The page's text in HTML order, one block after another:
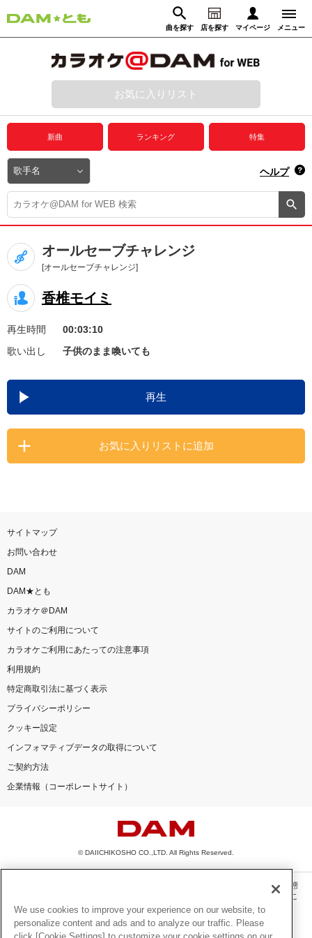
曲を探す 店を探す マイページ メニュー
動画からさがす 録音からさがす
ログイン
プレミアムサービス
DAM★とも動画
DAM★とも録音
カラオケ＠DAM
ユーザー検索
キャンペーン
お知らせ よくあるご質問
DAMの新曲・ランキングなど
カラオケ最新情報をチェック！
お気に入りリスト
新曲 ランキング 特集
ヘルプ
オールセーブチャレンジ
[オールセーブチャレンジ]
香椎モイミ
再生時間
00:03:10
歌い出し
子供のまま喚いても
再生
お気に入りリストに追加
サイトマップ
お問い合わせ
DAM
DAM★とも
カラオケ＠DAM
サイトのご利用について
カラオケご利用にあたっての注意事項
利用規約
特定商取引法に基づく表示
プライバシーポリシー
クッキー設定
インフォマティブデータの取得について
ご契約方法
企業情報（コーポレートサイト）
© DAIICHIKOSHO CO.,LTD. All Rights Reserved.
このサイトに掲載されている一切の文章・画像・写真・動画・音声等を、手段や形態
を問わず、著作権法の定める範囲を超えて無断で複製、転載、ファイル化などするこ
とを禁じます。
楽曲及びコンテンツは、機種によりご利用いただけない場合があります。
We use cookies to improve your experience on our website, to
personalize content and ads and to analyze our traffic. Please